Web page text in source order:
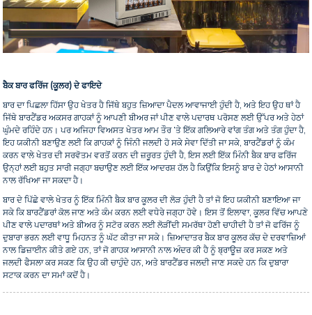
ਬੈਕ ਬਾਰ ਫਰਿੱਜ (ਕੂਲਰ) ਦੇ ਫਾਇਦੇ
ਬਾਰ ਦਾ ਪਿਛਲਾ ਹਿੱਸਾ ਉਹ ਖੇਤਰ ਹੈ ਜਿੱਥੇ ਬਹੁਤ ਜ਼ਿਆਦਾ ਪੈਦਲ ਆਵਾਜਾਈ ਹੁੰਦੀ ਹੈ, ਅਤੇ ਇਹ ਉਹ ਥਾਂ ਹੈ
ਜਿੱਥੇ ਬਾਰਟੈਂਡਰ ਅਕਸਰ ਗਾਹਕਾਂ ਨੂੰ ਆਪਣੀ ਬੀਅਰ ਜਾਂ ਪੀਣ ਵਾਲੇ ਪਦਾਰਥ ਪਰੋਸਣ ਲਈ ਉੱਪਰ ਅਤੇ ਹੇਠਾਂ
ਘੁੰਮਦੇ ਰਹਿੰਦੇ ਹਨ। ਪਰ ਅਜਿਹਾ ਵਿਅਸਤ ਖੇਤਰ ਆਮ ਤੌਰ 'ਤੇ ਇੱਕ ਗਲਿਆਰੇ ਵਾਂਗ ਤੰਗ ਅਤੇ ਤੰਗ ਹੁੰਦਾ ਹੈ,
ਇਹ ਯਕੀਨੀ ਬਣਾਉਣ ਲਈ ਕਿ ਗਾਹਕਾਂ ਨੂੰ ਜਿੰਨੀ ਜਲਦੀ ਹੋ ਸਕੇ ਸੇਵਾ ਦਿੱਤੀ ਜਾ ਸਕੇ, ਬਾਰਟੈਂਡਰਾਂ ਨੂੰ ਕੰਮ
ਕਰਨ ਵਾਲੇ ਖੇਤਰ ਦੀ ਸਰਵੋਤਮ ਵਰਤੋਂ ਕਰਨ ਦੀ ਜ਼ਰੂਰਤ ਹੁੰਦੀ ਹੈ, ਇਸ ਲਈ ਇੱਕ ਮਿੰਨੀ ਬੈਕ ਬਾਰ ਫਰਿੱਜ
ਉਨ੍ਹਾਂ ਲਈ ਬਹੁਤ ਸਾਰੀ ਜਗ੍ਹਾ ਬਚਾਉਣ ਲਈ ਇੱਕ ਆਦਰਸ਼ ਹੱਲ ਹੈ ਕਿਉਂਕਿ ਇਸਨੂੰ ਬਾਰ ਦੇ ਹੇਠਾਂ ਆਸਾਨੀ
ਨਾਲ ਰੱਖਿਆ ਜਾ ਸਕਦਾ ਹੈ।
ਬਾਰ ਦੇ ਪਿੱਛੇ ਵਾਲੇ ਖੇਤਰ ਨੂੰ ਇੱਕ ਮਿੰਨੀ ਬੈਕ ਬਾਰ ਕੂਲਰ ਦੀ ਲੋੜ ਹੁੰਦੀ ਹੈ ਤਾਂ ਜੋ ਇਹ ਯਕੀਨੀ ਬਣਾਇਆ ਜਾ
ਸਕੇ ਕਿ ਬਾਰਟੈਂਡਰਾਂ ਕੋਲ ਜਾਣ ਅਤੇ ਕੰਮ ਕਰਨ ਲਈ ਵਧੇਰੇ ਜਗ੍ਹਾ ਹੋਵੇ। ਇਸ ਤੋਂ ਇਲਾਵਾ, ਕੂਲਰ ਵਿੱਚ ਆਪਣੇ
ਪੀਣ ਵਾਲੇ ਪਦਾਰਥਾਂ ਅਤੇ ਬੀਅਰ ਨੂੰ ਸਟੋਰ ਕਰਨ ਲਈ ਲੋੜੀਂਦੀ ਸਮਰੱਥਾ ਹੋਣੀ ਚਾਹੀਦੀ ਹੈ ਤਾਂ ਜੋ ਫਰਿੱਜ ਨੂੰ
ਦੁਬਾਰਾ ਭਰਨ ਲਈ ਵਾਧੂ ਮਿਹਨਤ ਨੂੰ ਘੱਟ ਕੀਤਾ ਜਾ ਸਕੇ। ਜ਼ਿਆਦਾਤਰ ਬੈਕ ਬਾਰ ਕੂਲਰ ਕੱਚ ਦੇ ਦਰਵਾਜ਼ਿਆਂ
ਨਾਲ ਡਿਜ਼ਾਈਨ ਕੀਤੇ ਗਏ ਹਨ, ਤਾਂ ਜੋ ਗਾਹਕ ਆਸਾਨੀ ਨਾਲ ਅੰਦਰ ਕੀ ਹੈ ਨੂੰ ਬ੍ਰਾਊਜ਼ ਕਰ ਸਕਣ ਅਤੇ
ਜਲਦੀ ਫੈਸਲਾ ਕਰ ਸਕਣ ਕਿ ਉਹ ਕੀ ਚਾਹੁੰਦੇ ਹਨ, ਅਤੇ ਬਾਰਟੈਂਡਰ ਜਲਦੀ ਜਾਣ ਸਕਦੇ ਹਨ ਕਿ ਦੁਬਾਰਾ
ਸਟਾਕ ਕਰਨ ਦਾ ਸਮਾਂ ਕਦੋਂ ਹੈ।